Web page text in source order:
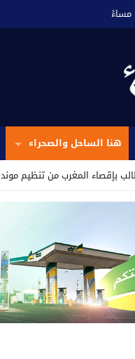
هنا الساحل والصحراء
المغرب من تنظيم مونديال 2030 على خلفية